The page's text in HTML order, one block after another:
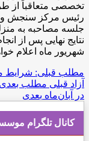
تخصصی متعاقباً از
رئیس مرکز سنجش و
جلسه مصاحبه به
نتایج نهایی پس از
شهریور ماه اعلام
مطلب قبلی: شرایط
آزاد قبلی مطلب بعدی:
در آبان‌ماه بعدی
کانال تلگرام